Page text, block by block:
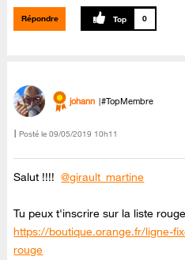
Répondre 0
johann #TopMembre
Posté le ‎09/05/2019 10h11
Salut !!!!@girault_martine
Tu peux t'inscrire sur la liste rouge
https://boutique.orange.fr/ligne-
rouge